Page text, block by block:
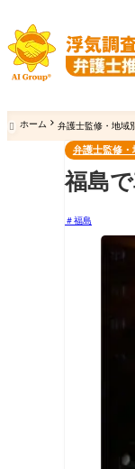
 ホーム 弁護士監修・地域
弁護士監修・
福島
福島